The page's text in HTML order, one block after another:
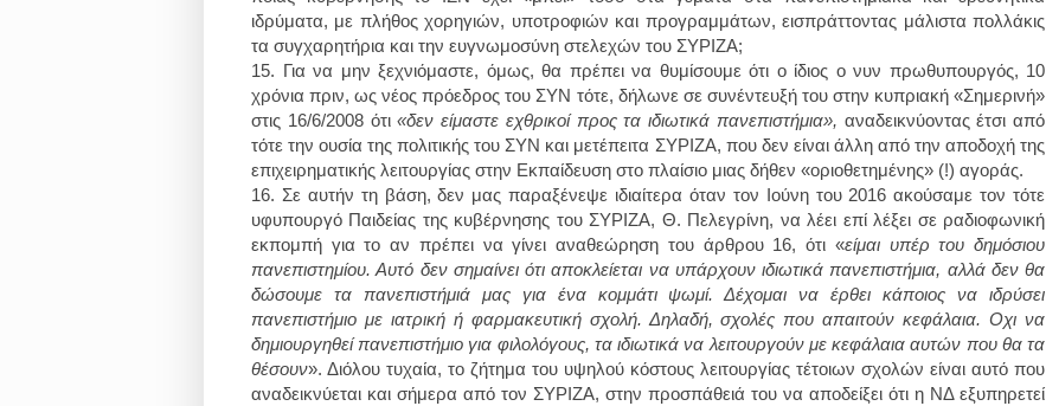
ιδρύματα, με πλήθος χορηγιών, υποτροφιών και προγραμμάτων, εισπράττοντας μάλιστα πολλάκις
τα συγχαρητήρια και την ευγνωμοσύνη στελεχών του ΣΥΡΙΖΑ;
15. Για να μην ξεχνιόμαστε, όμως, θα πρέπει να θυμίσουμε ότι ο ίδιος ο νυν πρωθυπουργός, 10
χρόνια πριν, ως νέος πρόεδρος του ΣΥΝ τότε, δήλωνε σε συνέντευξή του στην κυπριακή «Σημερινή»
στις 16/6/2008 ότι«δεν είμαστε εχθρικοί προς τα ιδιωτικά πανεπιστήμια», αναδεικνύοντας έτσι από
τότε την ουσία της πολιτικής του ΣΥΝ και μετέπειτα ΣΥΡΙΖΑ, που δεν είναι άλλη από την αποδοχή της
επιχειρηματικής λειτουργίας στην Εκπαίδευση στο πλαίσιο μιας δήθεν «οριοθετημένης» (!) αγοράς.
16. Σε αυτήν τη βάση, δεν μας παραξένεψε ιδιαίτερα όταν τον Ιούνη του 2016 ακούσαμε τον τότε
υφυπουργό Παιδείας της κυβέρνησης του ΣΥΡΙΖΑ, Θ. Πελεγρίνη, να λέει επί λέξει σε ραδιοφωνική
εκπομπή για το αν πρέπει να γίνει αναθεώρηση του άρθρου 16, ότι «είμαι υπέρ του δημόσιου
πανεπιστημίου. Αυτό δεν σημαίνει ότι αποκλείεται να υπάρχουν ιδιωτικά πανεπιστήμια, αλλά δεν θα
δώσουμε τα πανεπιστήμιά μας για ένα κομμάτι ψωμί. Δέχομαι να έρθει κάποιος να ιδρύσει
πανεπιστήμιο με ιατρική ή φαρμακευτική σχολή. Δηλαδή, σχολές που απαιτούν κεφάλαια. Οχι να
δημιουργηθεί πανεπιστήμιο για φιλολόγους, τα ιδιωτικά να λειτουργούν με κεφάλαια αυτών που θα τα
θέσουν». Διόλου τυχαία, το ζήτημα του υψηλού κόστους λειτουργίας τέτοιων σχολών είναι αυτό που
αναδεικνύεται και σήμερα από τον ΣΥΡΙΖΑ, στην προσπάθειά του να αποδείξει ότι η ΝΔ εξυπηρετεί